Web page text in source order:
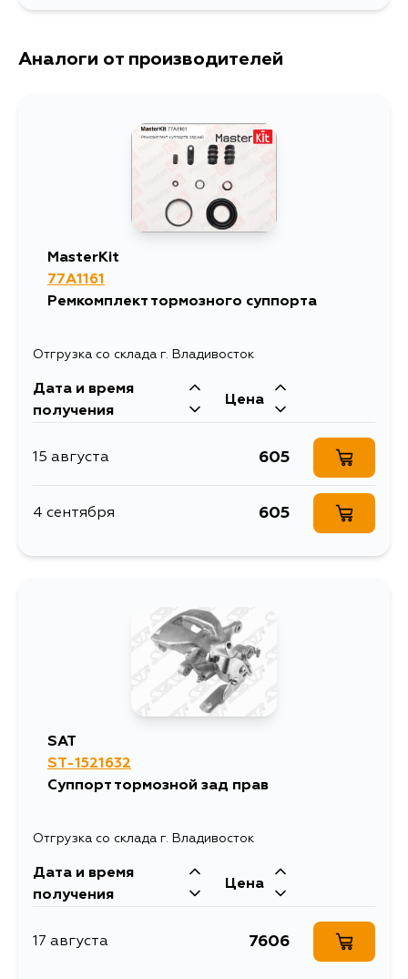
г. Владивосток,
Аналоги от производителей
MasterKit
77A1161
Ремкомплект тормозного суппорта
Отгрузка со склада г. Владивосток
Дата и время
получения
Цена
15 августа 605
4 сентября 605
SAT
ST-1521632
Суппорт тормозной зад прав
Отгрузка со склада г. Владивосток
Дата и время
получения
Цена
17 августа 7606